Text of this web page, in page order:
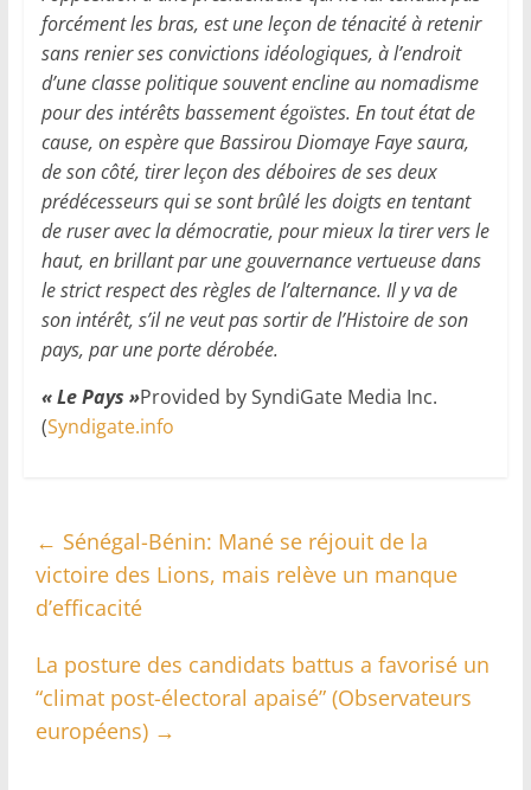
forcément les bras, est une leçon de ténacité à retenir
sans renier ses convictions idéologiques, à l’endroit
d’une classe politique souvent encline au nomadisme
pour des intérêts bassement égoïstes. En tout état de
cause, on espère que Bassirou Diomaye Faye saura,
de son côté, tirer leçon des déboires de ses deux
prédécesseurs qui se sont brûlé les doigts en tentant
de ruser avec la démocratie, pour mieux la tirer vers le
haut, en brillant par une gouvernance vertueuse dans
le strict respect des règles de l’alternance. Il y va de
son intérêt, s’il ne veut pas sortir de l’Histoire de son
pays, par une porte dérobée.
« Le Pays »Provided by SyndiGate Media Inc.
(Syndigate.info
← Sénégal-Bénin: Mané se réjouit de la
victoire des Lions, mais relève un manque
d’efficacité
La posture des candidats battus a favorisé un
“climat post-électoral apaisé” (Observateurs
européens) →